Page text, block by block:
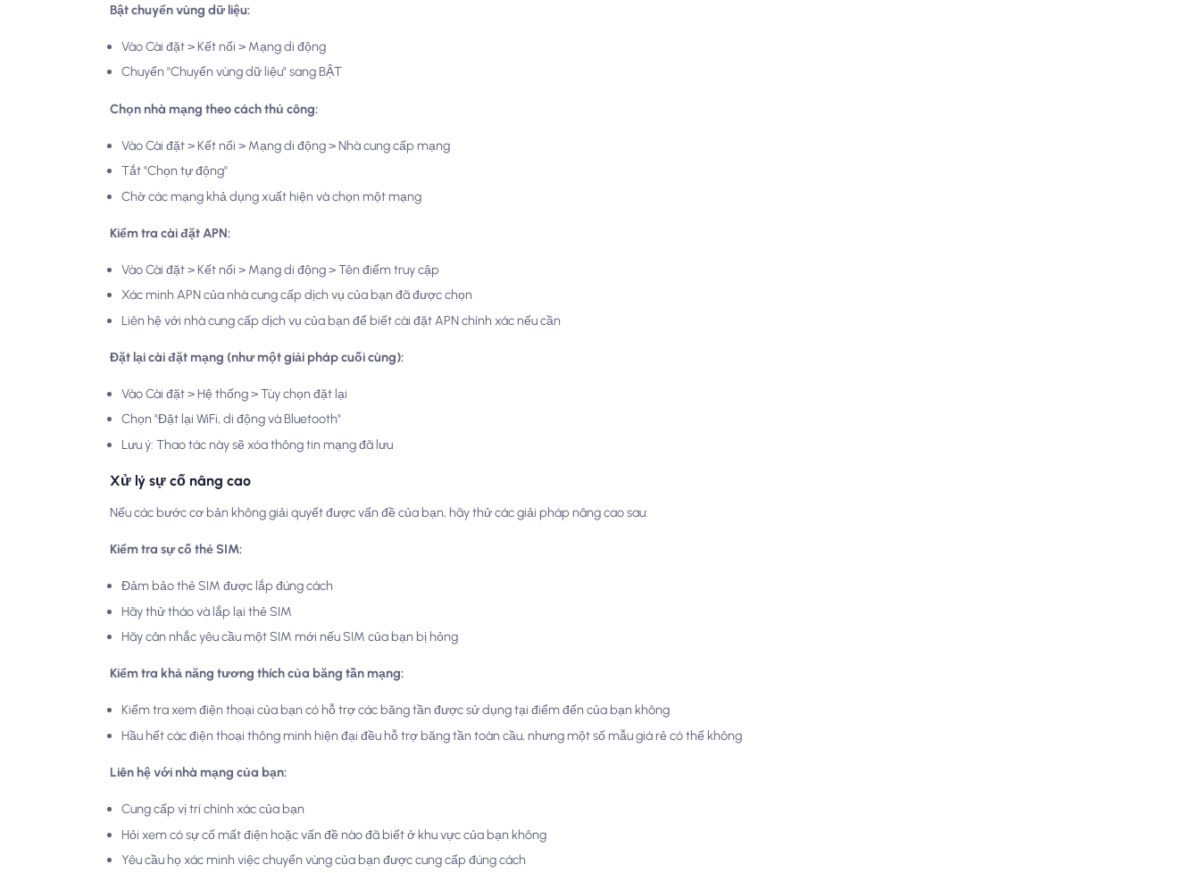
Bật chuyển vùng dữ liệu:
Vào Cài đặt > Kết nối > Mạng di động
Chuyển "Chuyển vùng dữ liệu" sang BẬT
Chọn nhà mạng theo cách thủ công:
Vào Cài đặt > Kết nối > Mạng di động > Nhà cung cấp mạng
Tắt "Chọn tự động"
Chờ các mạng khả dụng xuất hiện và chọn một mạng
Kiểm tra cài đặt APN:
Vào Cài đặt > Kết nối > Mạng di động > Tên điểm truy cập
Xác minh APN của nhà cung cấp dịch vụ của bạn đã được chọn
Liên hệ với nhà cung cấp dịch vụ của bạn để biết cài đặt APN chính xác nếu cần
Đặt lại cài đặt mạng (như một giải pháp cuối cùng):
Vào Cài đặt > Hệ thống > Tùy chọn đặt lại
Chọn "Đặt lại WiFi, di động và Bluetooth"
Lưu ý: Thao tác này sẽ xóa thông tin mạng đã lưu
Xử lý sự cố nâng cao
Nếu các bước cơ bản không giải quyết được vấn đề của bạn, hãy thử các giải pháp nâng cao sau:
Kiểm tra sự cố thẻ SIM:
Đảm bảo thẻ SIM được lắp đúng cách
Hãy thử tháo và lắp lại thẻ SIM
Hãy cân nhắc yêu cầu một SIM mới nếu SIM của bạn bị hỏng
Kiểm tra khả năng tương thích của băng tần mạng:
Kiểm tra xem điện thoại của bạn có hỗ trợ các băng tần được sử dụng tại điểm đến của bạn không
Hầu hết các điện thoại thông minh hiện đại đều hỗ trợ băng tần toàn cầu, nhưng một số mẫu giá rẻ có thể không
Liên hệ với nhà mạng của bạn:
Cung cấp vị trí chính xác của bạn
Hỏi xem có sự cố mất điện hoặc vấn đề nào đã biết ở khu vực của bạn không
Yêu cầu họ xác minh việc chuyển vùng của bạn được cung cấp đúng cách